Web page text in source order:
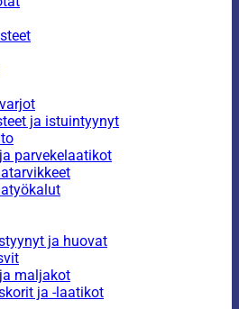
ja istuintyynyt
parvekelaatikot
ja huovat
maljakot
ja -laatikot